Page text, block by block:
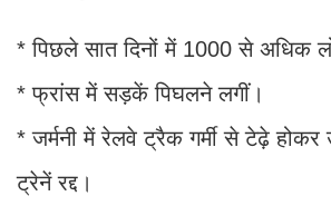
* पिछले सात दिनों में 1000 से अधिक
* फ्रांस में सड़कें पिघलने लगीं।
* जर्मनी में रेलवे ट्रैक गर्मी से टेढ़े
ट्रेनें रद्द।